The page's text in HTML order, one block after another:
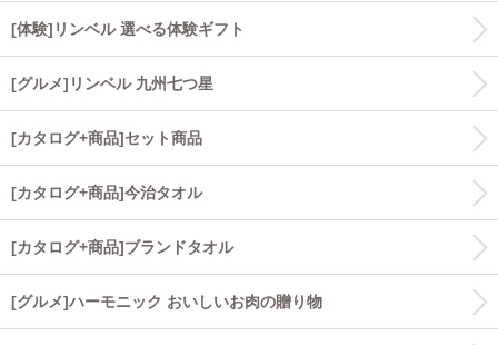
[体験]リンベル 選べる体験ギフト
[グルメ]リンベル 九州七つ星
[カタログ+商品]セット商品
[カタログ+商品]今治タオル
[カタログ+商品]ブランドタオル
[グルメ]ハーモニック おいしいお肉の贈り物